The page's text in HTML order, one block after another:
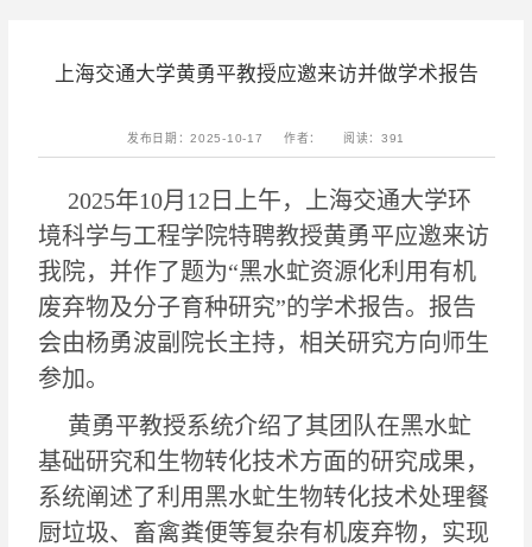
上海交通大学黄勇平教授应邀来访并做学术报告
发布日期：2025-10-17 作者： 阅读： 391
2025年10月 12 日上午，上海交通大学环
境科学与工程学院特聘教授黄勇平应邀来访
我院，并作了题为“黑水虻资源化利用有机
废弃物及分子育种研究”的学术报告。报告
会由杨勇波副院长主持，相关研究方向师生
参加。
黄勇平教授系统介绍了其团队在黑水虻
基础研究和生物转化技术方面的研究成果，
系统阐述了利用黑水虻生物转化技术处理餐
厨垃圾、畜禽粪便等复杂有机废弃物，实现